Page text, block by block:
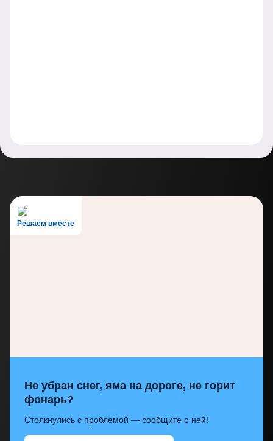
Решаем вместе
Не убран снег, яма на дороге, не горит
фонарь?
Столкнулись с проблемой — сообщите о ней!